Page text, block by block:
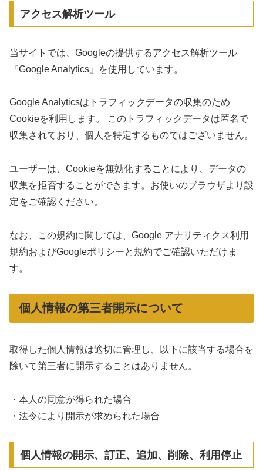
アクセス解析ツール
当サイトでは、Googleの提供するアクセス解析ツール
『Google Analytics』を使用しています。
Google Analyticsはトラフィックデータの収集のため
Cookieを利用します。 このトラフィックデータは匿名で
収集されており、個人を特定するものではございません。
ユーザーは、Cookieを無効化することにより、データの
収集を拒否することができます。お使いのブラウザより設
定をご確認ください。
なお、この規約に関しては、Google アナリティクス利用
規約およびGoogleポリシーと規約でご確認いただけま
す。
個人情報の第三者開示について
取得した個人情報は適切に管理し、以下に該当する場合を
除いて第三者に開示することはありません。
・本人の同意が得られた場合
・法令により開示が求められた場合
個人情報の開示、訂正、追加、削除、利用停止